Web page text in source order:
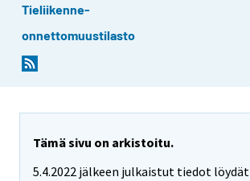
Tieliikenne-
onnettomuustilasto
Tämä sivu on arkistoitu.
5.4.2022 jälkeen julkaistut tiedot löydät